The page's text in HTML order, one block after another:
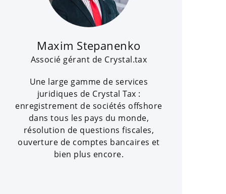
Maxim Stepanenko
Associé gérant de Crystal.tax
Une large gamme de services
juridiques de Crystal Tax :
enregistrement de sociétés offshore
dans tous les pays du monde,
résolution de questions fiscales,
ouverture de comptes bancaires et
bien plus encore.